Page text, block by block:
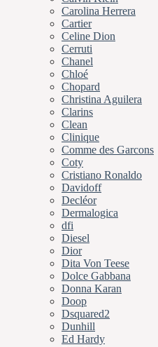
Carolina Herrera
Cartier
Celine Dion
Cerruti
Chanel
Chloé
Chopard
Christina Aguilera
Clarins
Clean
Clinique
Comme des Garcons
Coty
Cristiano Ronaldo
Davidoff
Decléor
Dermalogica
dfi
Diesel
Dior
Dita Von Teese
Dolce Gabbana
Donna Karan
Doop
Dsquared2
Dunhill
Ed Hardy